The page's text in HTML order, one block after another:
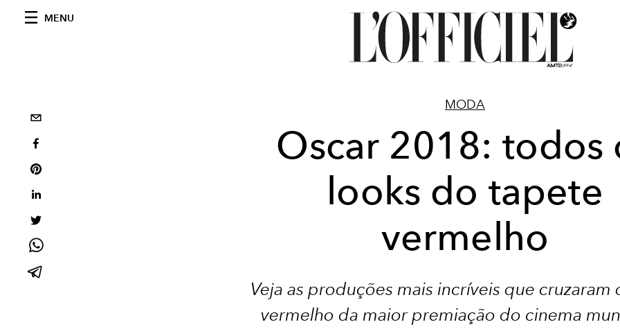
MENU
MODA
Oscar 2018: todos
looks do tapete
vermelho
Veja as produções mais incríveis que cruzaram
vermelho da maior premiação do cinema